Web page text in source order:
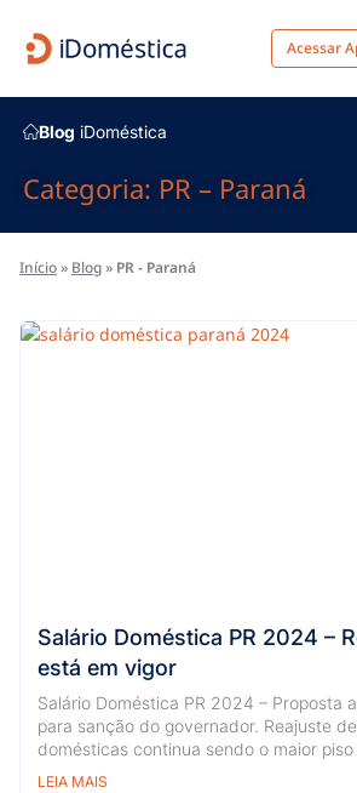
Acessar
Blog iDoméstica
Categoria: PR – Paraná
Início» Blog» PR - Paraná
Salário Doméstica PR 2024 –
está em vigor
Salário Doméstica PR 2024 – Proposta
para sanção do governador. Reajuste
domésticas continua sendo o maior piso
LEIA MAIS